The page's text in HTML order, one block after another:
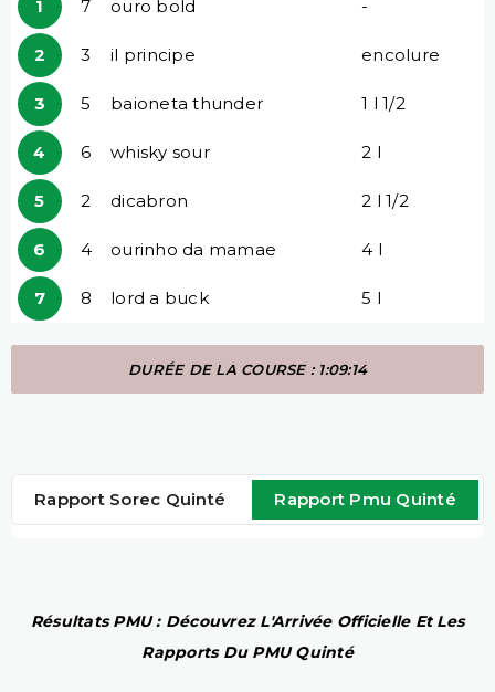
1 7 ouro bold -
2 3 il principe encolure
3 5 baioneta thunder 1 l 1/2
4 6 whisky sour 2 l
5 2 dicabron 2 l 1/2
6 4 ourinho da mamae 4 l
7 8 lord a buck 5 l
DURÉE DE LA COURSE : 1:09:14
Rapport Sorec Quinté Rapport Pmu Quinté
Résultats PMU : Découvrez L'Arrivée Officielle Et Les
Rapports Du PMU Quinté